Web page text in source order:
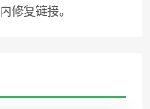
修复链接。